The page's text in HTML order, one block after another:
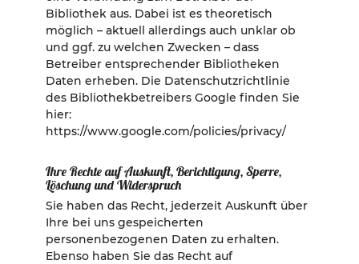
Bibliothek aus. Dabei ist es theoretisch
möglich – aktuell allerdings auch unklar ob
und ggf. zu welchen Zwecken – dass
Betreiber entsprechender Bibliotheken
Daten erheben. Die Datenschutzrichtlinie
des Bibliothekbetreibers Google finden Sie
hier:
https://www.google.com/policies/privacy/
Ihre Rechte auf Auskunft, Berichtigung, Sperre,
Löschung und Widerspruch
Sie haben das Recht, jederzeit Auskunft über
Ihre bei uns gespeicherten
personenbezogenen Daten zu erhalten.
Ebenso haben Sie das Recht auf